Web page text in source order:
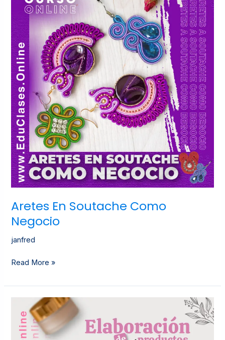
Aretes En Soutache Como
Negocio
janfred
Soutache
Como
Negocio
Read More »
Elaboración
Productos